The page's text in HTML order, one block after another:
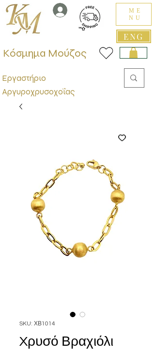
ENG
ME
NU
Εργαστήριο
Αργυροχρυσοχοΐας
Κόσμημα Μούζος
SKU: ΧΒ1014
Xρυσό Βραχιόλι